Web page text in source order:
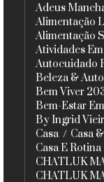
Adeus
Alimentação
Alimentação
Atividades
Autocuidado
Beleza &
Bem Viver
Bem-Estar
By Ingrid
Casa
Casa
Casa E Rotina
CHATLUK
CHATLUK